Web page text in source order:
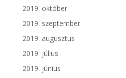
2019. október
2019. szeptember
2019. augusztus
2019. július
2019. június